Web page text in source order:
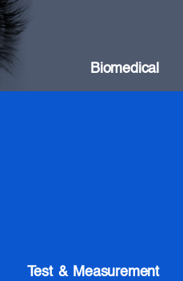
Biomedical
& High Power
Long Coherence
Test & Measurement